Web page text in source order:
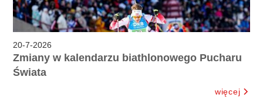
20-7-2026
Zmiany w kalendarzu biathlonowego Pucharu
Świata
więcej